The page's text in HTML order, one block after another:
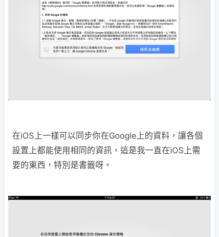
在iOS上一樣可以同步你在Google上的資料，讓各個
設置上都能使用相同的資訊，這是我一直在iOS上需
要的東西，特別是書籤呀。